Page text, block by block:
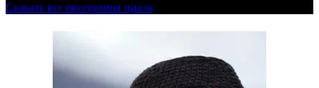
Скачать все программы цикла